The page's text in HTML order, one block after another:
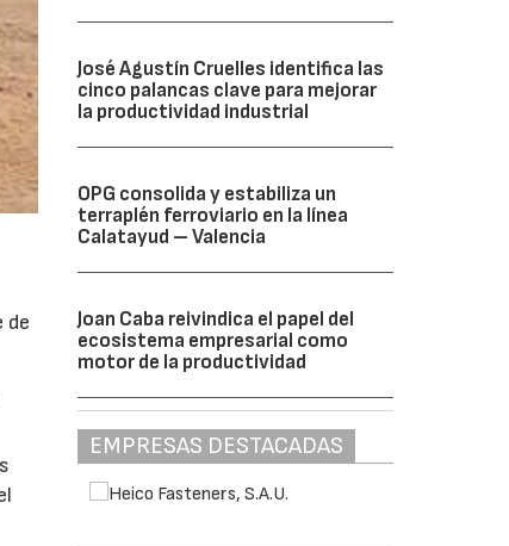
de
José Agustín Cruelles identifica las
cinco palancas clave para mejorar
la productividad industrial
OPG consolida y estabiliza un
terraplén ferroviario en la línea
Calatayud – Valencia
Joan Caba reivindica el papel del
ecosistema empresarial como
motor de la productividad
EMPRESAS DESTACADAS